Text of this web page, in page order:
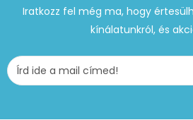
Iratkozz fel még ma, hogy
kínálatunkról, és